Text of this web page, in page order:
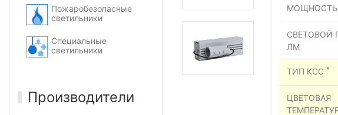
Пожаробезопасные
светильники
Специальные
светильники
Производители
СВЕТОВОЙ
ЛМ
ТИП КСС *
ЦВЕТОВАЯ